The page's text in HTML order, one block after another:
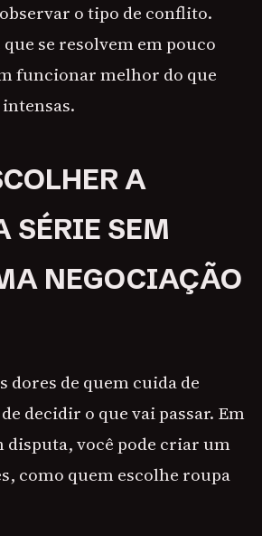
o tipo de conflito.
se resolvem em pouco
funcionar melhor do que
A
SÉRIE SEM
NEGOCIAÇÃO
dores de quem cuida de
decidir o que vai passar. Em
disputa, você pode criar um
como quem escolhe roupa